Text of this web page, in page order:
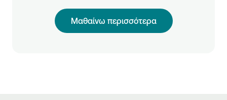
Μαθαίνω περισσότερα